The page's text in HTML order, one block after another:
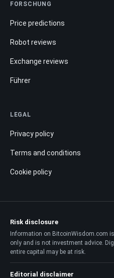
FORSCHUNG
Price predictions
Robot reviews
Exchange reviews
Führer
LEGAL
Privacy policy
Terms and conditions
Cookie policy
Risk disclosure
Information on BitcoinWisdom.com
only and is not investment advice.
entire capital may be at risk.
Editorial disclaimer